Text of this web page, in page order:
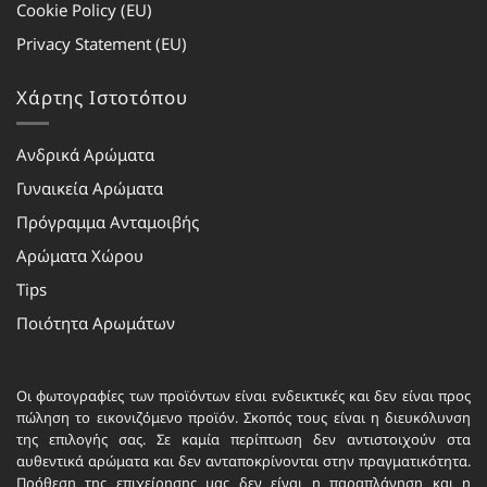
Cookie Policy (EU)
Privacy Statement (EU)
Χάρτης Ιστοτόπου
Ανδρικά Αρώματα
Γυναικεία Αρώματα
Πρόγραμμα Ανταμοιβής
Αρώματα Χώρου
Tips
Ποιότητα Αρωμάτων
Οι φωτογραφίες των προϊόντων είναι ενδεικτικές και δεν είναι προς
πώληση το εικονιζόμενο προϊόν. Σκοπός τους είναι η διευκόλυνση
της επιλογής σας. Σε καμία περίπτωση δεν αντιστοιχούν στα
αυθεντικά αρώματα και δεν ανταποκρίνονται στην πραγματικότητα.
Πρόθεση της επιχείρησης μας δεν είναι η παραπλάνηση και η